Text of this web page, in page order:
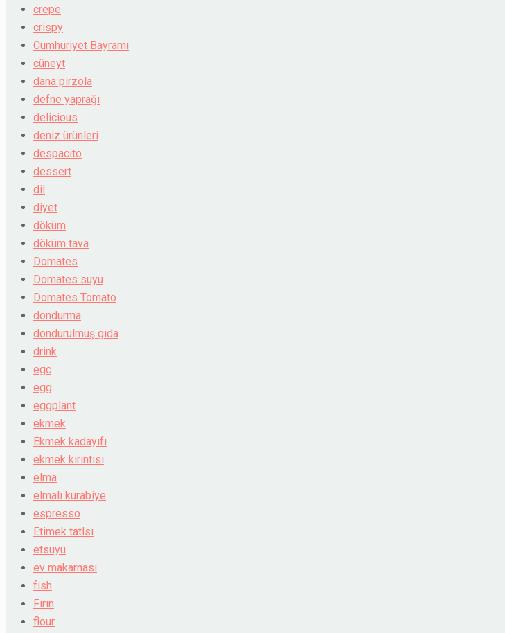
crepe
crispy
Cumhuriyet Bayramı
cüneyt
dana pirzola
defne yaprağı
delicious
deniz ürünleri
despacito
dessert
dil
diyet
döküm
döküm tava
Domates
Domates suyu
Domates Tomato
dondurma
dondurulmuş gıda
drink
egc
egg
eggplant
ekmek
Ekmek kadayıfı
ekmek kırıntısı
elma
elmalı kurabiye
espresso
Etimek tatlsı
etsuyu
ev makarnası
fish
Fırın
flour